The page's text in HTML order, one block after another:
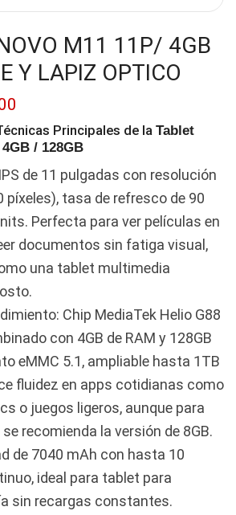
M11 11P/ 4GB
Y LAPIZ OPTICO
Principales de la Tablet
/ 128GB
de 11 pulgadas con resolución
píxeles), tasa de refresco de 90
Perfecta para ver películas en
documentos sin fatiga visual,
una tablet multimedia
Chip MediaTek Helio G88
con 4GB de RAM y 128GB
eMMC 5.1, ampliable hasta 1TB
fluidez en apps cotidianas como
o juegos ligeros, aunque para
recomienda la versión de 8GB.
de 7040 mAh con hasta 10
ideal para tablet para
sin recargas constantes.